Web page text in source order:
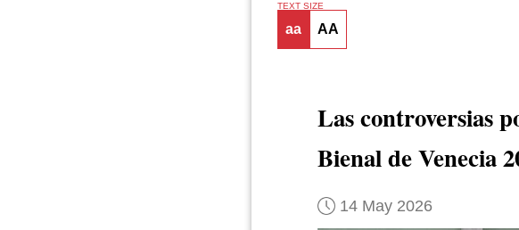
TEXT SIZE
aa AA
Las controversias
Bienal de Venecia
14 May 2026